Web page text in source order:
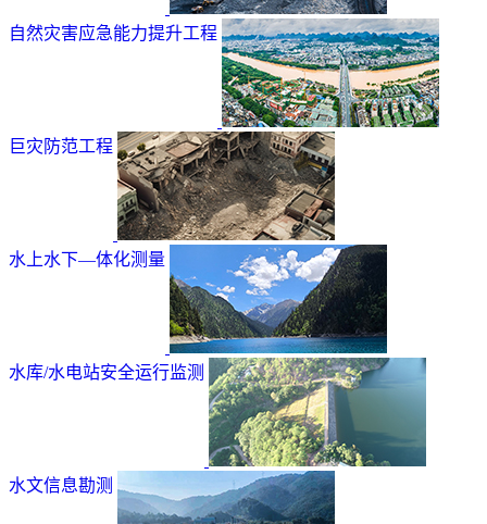
自然灾害应急能力提升工程
巨灾防范工程
水上水下—体化测量
水库/水电站安全运行监测
水文信息勘测